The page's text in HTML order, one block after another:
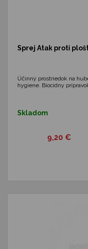
Sprej Atak proti
Účinný prostriedok na
hygiene. Biocídny
Skladom
9,20 €